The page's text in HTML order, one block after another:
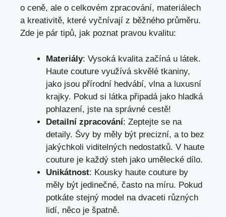
o ceně, ale o celkovém zpracování, materiálech
a kreativitě, které vyčnívají z běžného průměru.
Zde je pár tipů, jak poznat pravou kvalitu:
Materiály: Vysoká kvalita začíná u látek.
Haute couture využívá skvělé tkaniny,
jako jsou přírodní hedvábí, vlna a luxusní
krajky. Pokud si látka připadá jako hladká
pohlazení, jste na správné cestě!
Detailní zpracování: Zeptejte se na
detaily. Švy by měly být precizní, a to bez
jakýchkoli viditelných nedostatků. V haute
couture je každý steh jako umělecké dílo.
Unikátnost: Kousky haute couture by
měly být jedinečné, často na míru. Pokud
potkáte stejný model na dvaceti různých
lidí, něco je špatně.